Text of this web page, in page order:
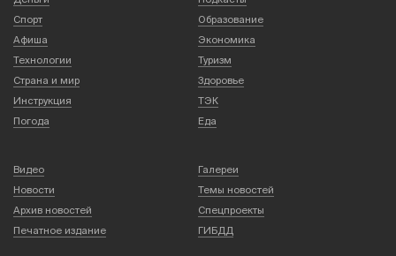
Спорт
Образование
Афиша
Экономика
Технологии
Туризм
Страна и мир
Здоровье
Инструкция
ТЭК
Погода
Еда
Видео
Галереи
Новости
Темы новостей
Архив новостей
Спецпроекты
Печатное издание
ГИБДД